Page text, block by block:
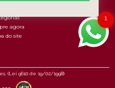
agora
do site
(Lei 9610 de 19/02/1998)
1